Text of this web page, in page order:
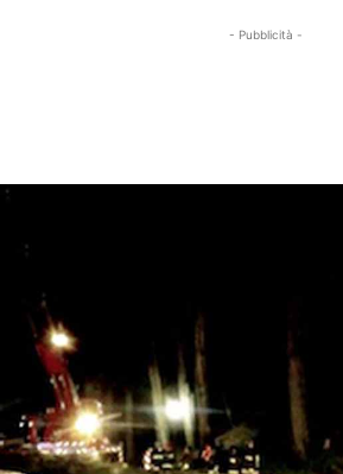
- Pubblicità -